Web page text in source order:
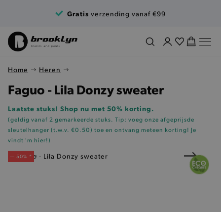
Gratis verzending vanaf €99
Home Heren
Faguo - Lila Donzy sweater
Laatste stuks! Shop nu met 50% korting.
(geldig vanaf 2 gemarkeerde stuks. Tip: voeg onze afgeprijsde
sleutelhanger (t.w.v. €0.50) toe en ontvang meteen korting! Je
vindt 'm hier!)
— 50% *